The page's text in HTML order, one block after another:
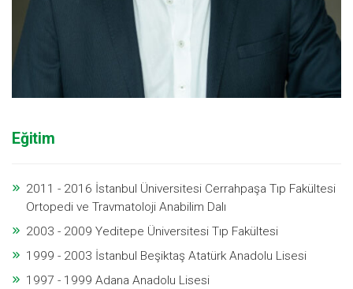
Eğitim
2011 - 2016 İstanbul Üniversitesi Cerrahpaşa Tıp Fakültesi
Ortopedi ve Travmatoloji Anabilim Dalı
2003 - 2009 Yeditepe Üniversitesi Tıp Fakültesi
1999 - 2003 İstanbul Beşiktaş Atatürk Anadolu Lisesi
1997 - 1999 Adana Anadolu Lisesi